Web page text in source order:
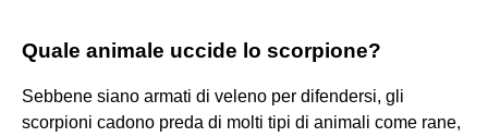
Quale animale uccide lo scorpione?
Sebbene siano armati di veleno per difendersi, gli
scorpioni cadono preda di molti tipi di animali come rane,